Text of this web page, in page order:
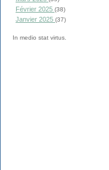
Février 2025 (38)
Janvier 2025 (37)
In medio stat virtus.